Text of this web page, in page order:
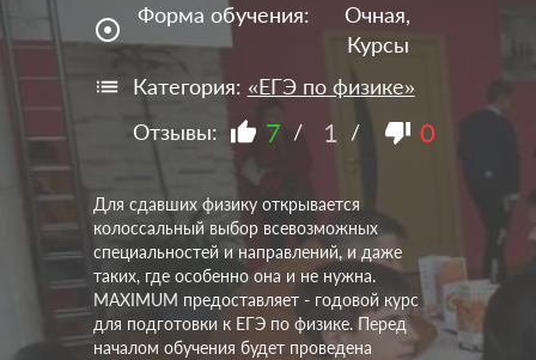
adjust
Форма обучения:
Очная,
Курсы
Категория: «ЕГЭ по физике»
Отзывы:
7 / 1 / 0
Для сдавших физику открывается
колоссальный выбор всевозможных
специальностей и направлений, и даже
таких, где особенно она и не нужна.
MAXIMUM предоставляет - годовой курс
для подготовки к ЕГЭ по физике. Перед
началом обучения будет проведена